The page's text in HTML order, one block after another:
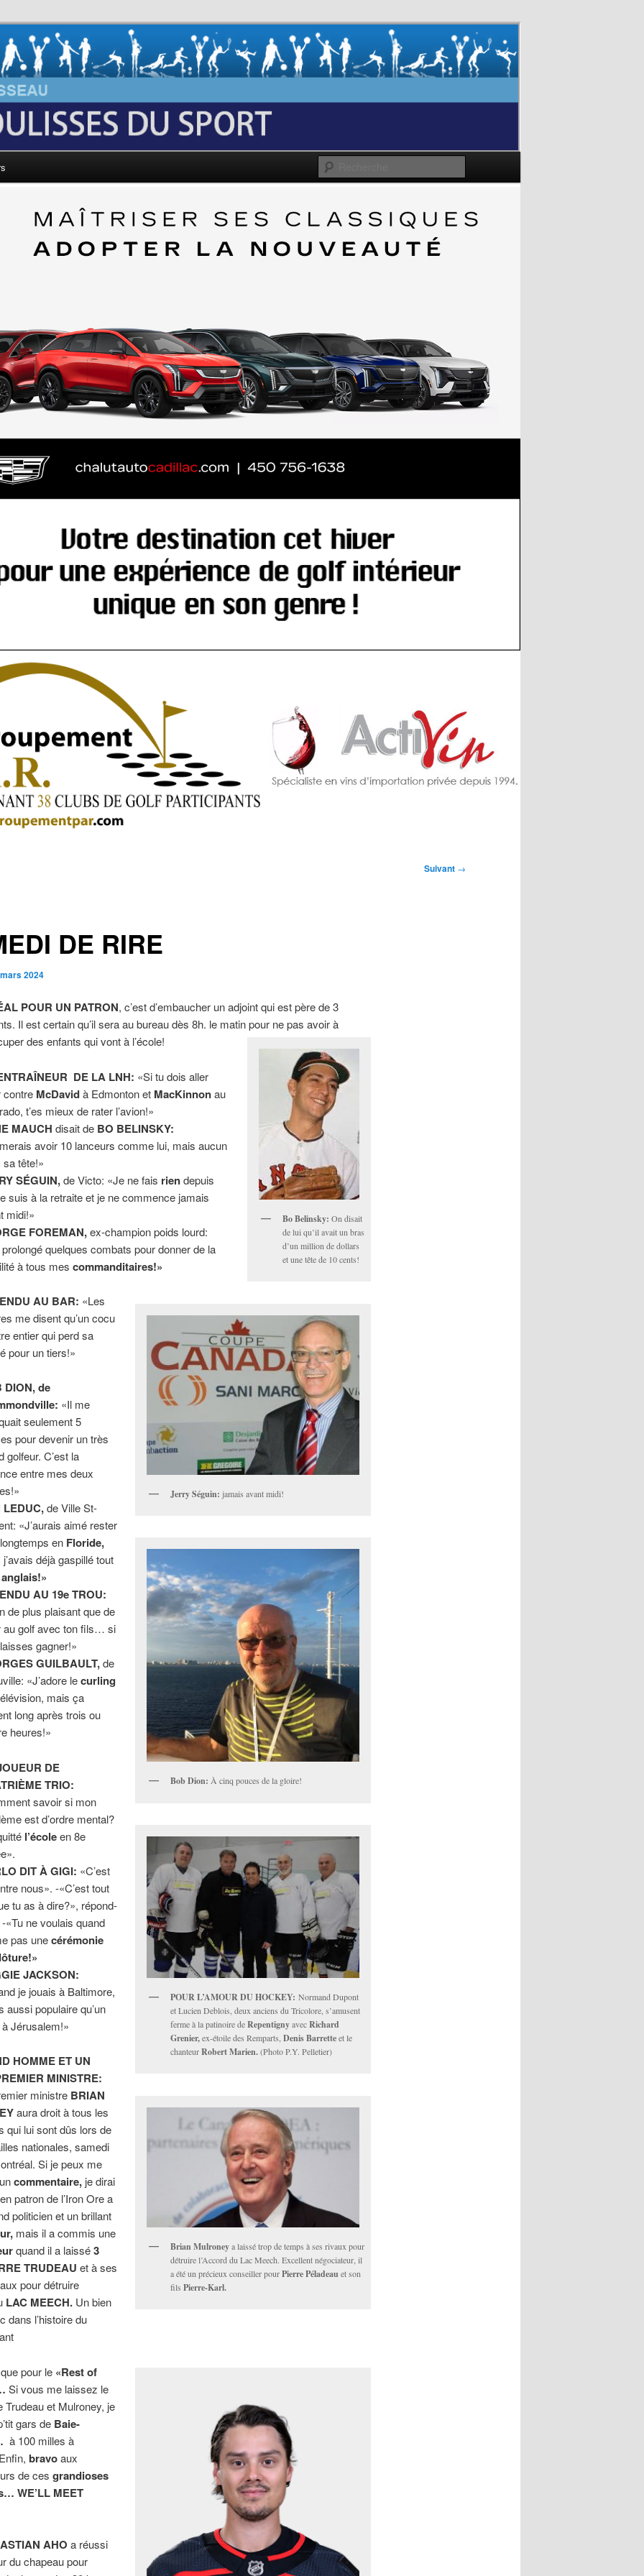
Les Coulisses du Sport
Suivant →
DE RIRE
2024
POUR UN PATRON, c’est d’embaucher un adjoint qui est père de 3
Il est certain qu’il sera au bureau dès 8h. le matin pour ne pas avoir à
Bo Belinsky: On disait
de lui qu’il avait un bras
d’un million de dollars
et une tête de 10 cents!
des enfants qui vont à l’école!
DE LA LNH: «Si tu dois aller
contre McDavidà Edmonton et MacKinnonau
t’es mieux de rater l’avion!»
MAUCHdisait de BO BELINSKY:
avoir 10 lanceurs comme lui, mais aucun
sa tête!»
SÉGUIN,de Victo: «Je ne fais riendepuis
suis à la retraite et je ne commence jamais
midi!»
FOREMAN,ex-champion poids lourd:
prolongé quelques combats pour donner de la
à tous mescommanditaires!»
Jerry Séguin: jamais avant midi!
AU BAR: «Les
me disent qu’un cocu
entier qui perd sa
pour un tiers!»
Bob Dion: À cinq pouces de la gloire!
DION, de
«Il me
seulement 5
pour devenir un très
golfeur. C’est la
entre mes deux
LEDUC,de Ville St-
«J’aurais aimé rester
en Floride,
déjà gaspillé tout
anglais!»
AU 19e TROU:
de plus plaisant que de
au golf avec ton fils… si
gagner!»
GUILBAULT,de
POUR L’AMOURDU HOCKEY:Normand Dupont
et Lucien Deblois, deux anciens du Tricolore, s’amusent
ferme à la patinoire deRepentignyavecRichard
Grenier,ex-étoile des Remparts,Denis Barretteet le
chanteurRobert Marien.(Photo P.Y. Pelletier)
«J’adore lecurling
mais ça
long après trois ou
heures!»
DE
TRIO:
savoir si mon
est d’ordre mental?
l’écoleen 8e
DIT À GIGI: «C’est
nous». -«C’est tout
tu as à dire?», répond-
«Tu ne voulais quand
pas unecérémonie
JACKSON:
je jouais à Baltimore,
aussi populaire qu’un
Brian Mulroneya laissé trop de temps à ses rivaux pour
détruire l’Accord du Lac Meech. Excellent négociateur, il
a été un précieux conseiller pourPierre Péladeauet son
filsPierre-Karl.
Jérusalem!»
HOMME ET UN
MINISTRE:
ministre BRIAN
aura droit à tous les
qui lui sont dûs lors de
nationales, samedi
Si je peux me
commentaire,je dirai
patron de l’Iron Ore a
politicien et un brillant
mais il a commis une
quand il a laissé3
TRUDEAU et à ses
pour détruire
LAC MEECH. Un bien
dans l’histoire du
pour le «Rest of
Si vous me laissez le
Trudeau et Mulroney, je
gars de Baie-
à 100 milles à
bravoaux
de ces grandioses
WE’LL MEET
AHO a réussi
du chapeau pour